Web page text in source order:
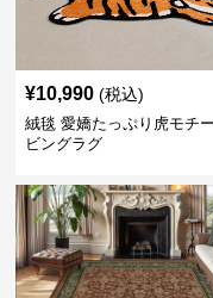
¥10,990 (税込)
絨毯 愛嬌たっぷり虎モチ
ビングラグ